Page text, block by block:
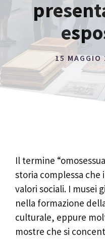
15 MAGGIO
Il termine
storia complessa
valori sociali. I musei
nella formazione
culturale, eppure
mostre che si